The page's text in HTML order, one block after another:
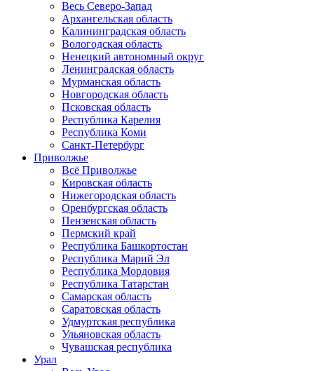
Весь Северо-Запад
Архангельская область
Калининградская область
Вологодская область
Ненецкий автономный округ
Ленинградская область
Мурманская область
Новгородская область
Псковская область
Республика Карелия
Республика Коми
Санкт-Петербург
Приволжье
Всё Приволжье
Кировская область
Нижегородская область
Оренбургская область
Пензенская область
Пермский край
Республика Башкортостан
Республика Марий Эл
Республика Мордовия
Республика Татарстан
Самарская область
Саратовская область
Удмуртская республика
Ульяновская область
Чувашская республика
Урал